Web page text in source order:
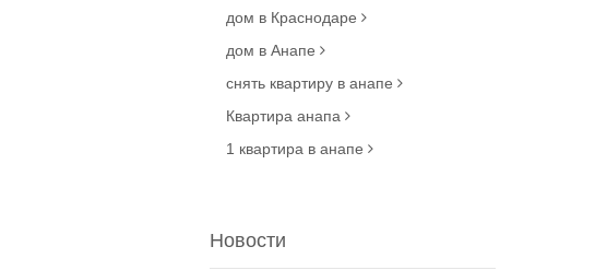
дом в Краснодаре
дом в Анапе
снять квартиру в анапе
Квартира анапа
1 квартира в анапе
Новости